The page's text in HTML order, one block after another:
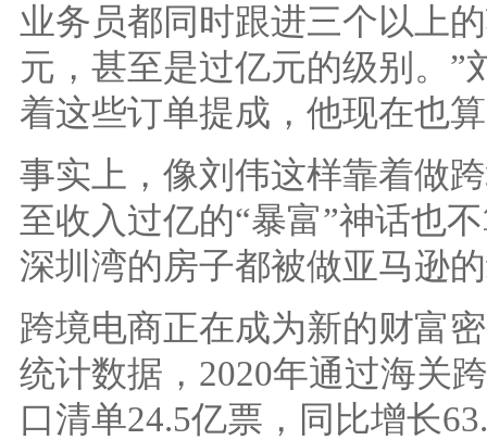
业务员都同时跟进三个以上
元，甚至是过亿元的级别。
着这些订单提成，他现在也
事实上，像刘伟这样靠着做
至收入过亿的“暴富”神话也
深圳湾的房子都被做亚马逊
跨境电商正在成为新的财富
统计数据，2020年通过海关
口清单24.5亿票，同比增长